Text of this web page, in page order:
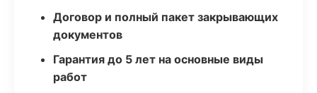
Договор и полный пакет закрывающих
документов
Гарантия до 5 лет на основные виды
работ